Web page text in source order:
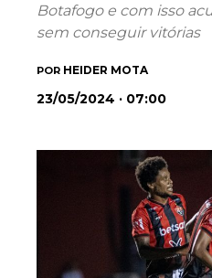
Botafogo e com isso
sem conseguir vitórias
POR HEIDER MOTA
23/05/2024 · 07:00